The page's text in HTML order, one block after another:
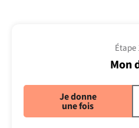
Mon
Étape
Je donne
une fois